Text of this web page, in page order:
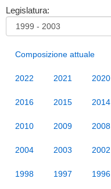
Legislatura:
Composizione attuale
2022 2021 2020
2016 2015 2014
2010 2009 2008
2004 2003 2002
1998 1997 1996